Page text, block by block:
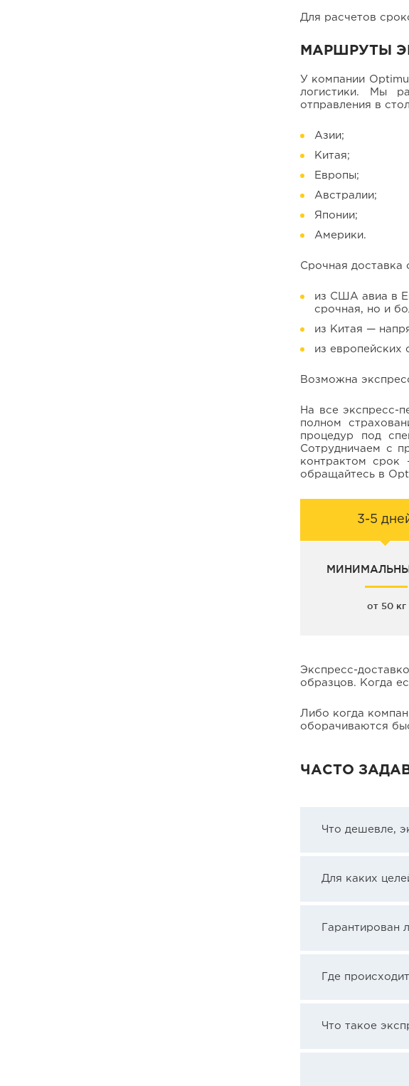
Для расчетов
МАРШРУТЫ
У компании
логистики. Мы
отправления в
Азии;
Китая;
Европы;
Австралии;
Японии;
Америки.
Срочная доставка
из США авиа в
срочная, но и
из Китая —
из европейских
Возможна
На все экспресс-
полном
процедур под
Сотрудничаем с
контрактом
обращайтесь в
3-5
от 50 кг
Экспресс-
образцов. Когда
Либо когда
оборачиваются
ЧАСТО
Что дешевле,
Для каких
Гарантирован
Где
Что такое